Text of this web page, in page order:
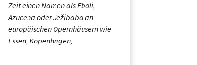
Zeit einen Namen als Eboli,
Azucena oder Ježibaba an
europäischen Opernhäusern wie
Essen, Kopenhagen,…